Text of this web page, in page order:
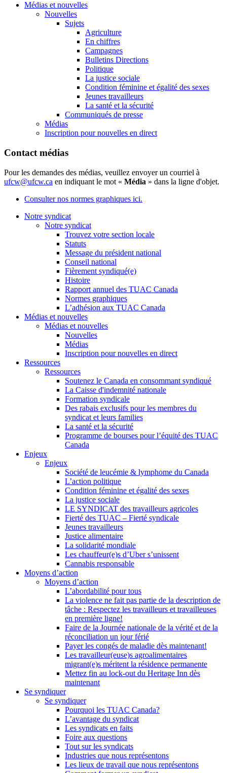
Médias et nouvelles
Nouvelles
Sujets
Agriculture
En chiffres
Campagnes
Bulletins Directions
Politique
La justice sociale
Condition féminine et égalité des sexes
Jeunes travailleurs
La santé et la sécurité
Communiqués de presse
Médias
Inscription pour nouvelles en direct
Contact médias
Pour les demandes des médias, veuillez envoyer un courriel à
ufcw@ufcw.ca en indiquant le mot « Média » dans la ligne d'objet.
Consulter nos normes graphiques ici.
Notre syndicat
Notre syndicat
Trouvez votre section locale
Statuts
Message du président national
Conseil national
Fièrement syndiqué(e)
Histoire
Rapport annuel des TUAC Canada
Normes graphiques
L’adhésion aux TUAC Canada
Médias et nouvelles
Médias et nouvelles
Nouvelles
Médias
Inscription pour nouvelles en direct
Ressources
Ressources
Soutenez le Canada en consommant syndiqué
La Caisse d'indemnité nationale
Formation syndicale
Des rabais exclusifs pour les membres du
syndicat et leurs families
La santé et la sécurité
Programme de bourses pour l’équité des TUAC
Canada
Enjeux
Enjeux
Société de leucémie & lymphome du Canada
L’action politique
Condition féminine et égalité des sexes
La justice sociale
LE SYNDICAT des travailleurs agricoles
Fierté des TUAC – Fierté syndicale
Jeunes travailleurs
Justice alimentaire
La solidarité mondiale
Les chauffeur(e)s d’Uber s’unissent
Cannabis responsable
Moyens d’action
Moyens d’action
L’abordabilité pour tous
La violence ne fait pas partie de la description de
tâche : Respectez les travailleurs et travailleuses
en première ligne!
Faire de la Journée nationale de la vérité et de la
réconciliation un jour férié
Payer les congés de maladie dès maintenant!
Les travailleur(euse)s agroalimentaires
migrant(e)s méritent la résidence permanente
Mettez fin au lock-out du Heritage Inn dès
maintenant
Se syndiquer
Se syndiquer
Pourquoi les TUAC Canada?
L’avantage du syndicat
Les syndicats en faits
Foire aux questions
Tout sur les syndicats
Industries que nous représentons
Les lieux de travail que nous représentons